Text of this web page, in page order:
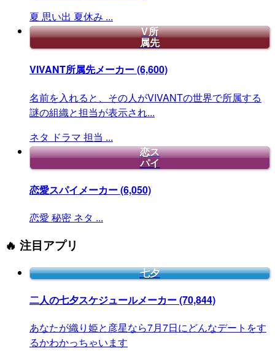
夏 思い出 夏休み ...
V所
属先
VIVANT所属先メーカー(6,600)
名前を入れると、その人がVIVANTの世界で所属する
謎の組織と担当が表示され...
ネタ ドラマ 担当 ...
恋ス
パイ
恋愛スパイメーカー(6,050)
恋愛 秘密 ネタ ...
🔥 注目アプリ
七夕
二人の七夕スケジュールメーカー(70,844)
あなたが織り姫と彦星なら7月7日にどんなデートをす
るかわかっちゃいます